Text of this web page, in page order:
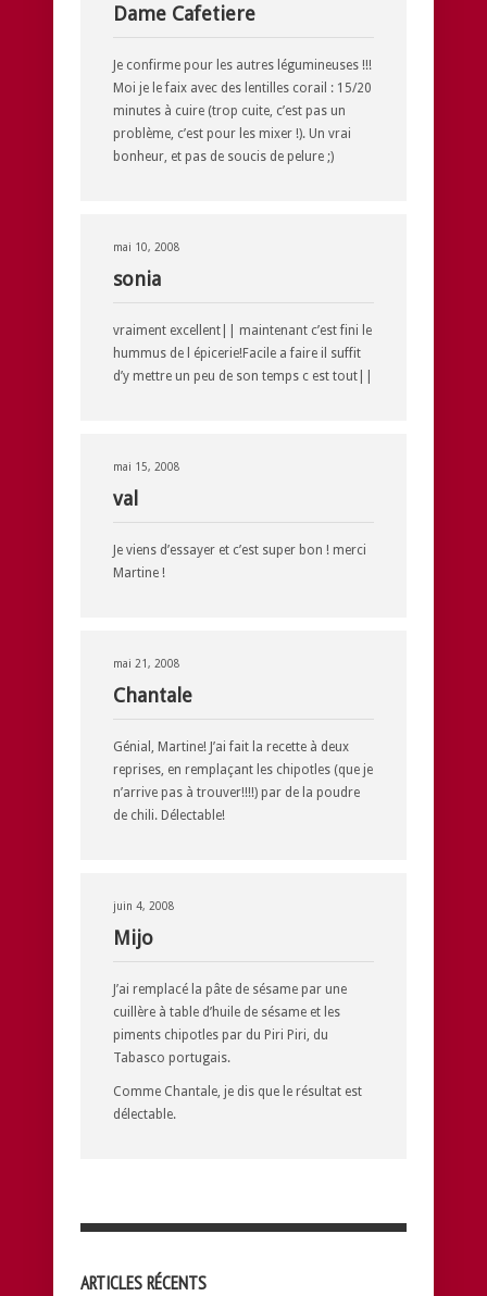
Dame Cafetiere
Je confirme pour les autres légumineuses !!!
Moi je le faix avec des lentilles corail : 15/20
minutes à cuire (trop cuite, c’est pas un
problème, c’est pour les mixer !). Un vrai
bonheur, et pas de soucis de pelure ;)
mai 10, 2008
sonia
vraiment excellent|| maintenant c’est fini le
hummus de l épicerie!Facile a faire il suffit
d’y mettre un peu de son temps c est tout||
mai 15, 2008
val
Je viens d’essayer et c’est super bon ! merci
Martine !
mai 21, 2008
Chantale
Génial, Martine! J’ai fait la recette à deux
reprises, en remplaçant les chipotles (que je
n’arrive pas à trouver!!!!) par de la poudre
de chili. Délectable!
juin 4, 2008
Mijo
J’ai remplacé la pâte de sésame par une
cuillère à table d’huile de sésame et les
piments chipotles par du Piri Piri, du
Tabasco portugais.
Comme Chantale, je dis que le résultat est
délectable.
ARTICLES RÉCENTS